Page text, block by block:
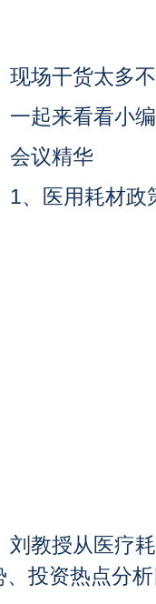
现场干货太多
一起来看看小
会议精华
1、
医用耗材政
刘教授从医疗
、投资热点分